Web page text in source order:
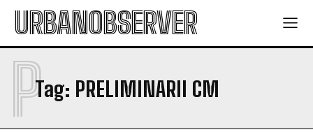
URBANOBSERVER
Tag: PRELIMINARII CM
P